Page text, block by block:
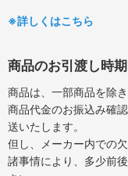
※詳しくはこちら
商品のお引渡し時期
商品は、一部商品を除
商品代金のお振込み確
送いたします。
但し、メーカー内での
諸事情により、多少前